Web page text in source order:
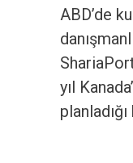
ABD’de
yıl